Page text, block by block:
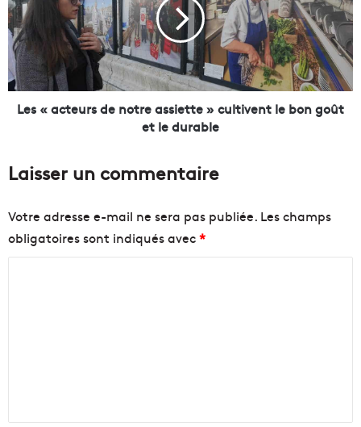
v
a
-
L
s
m
a
«
a
c
t
e
e
o
t
r
e
Les « acteurs de notre assiette » cultivent le bon goût
et le durable
Laisser un commentaire
Votre adresse e-mail ne sera pas publiée. Les champs
obligatoires sont indiqués avec*